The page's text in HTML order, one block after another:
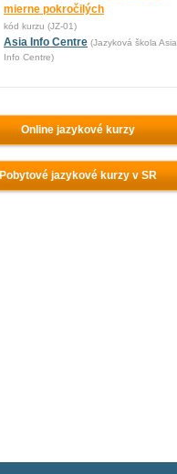
mierne pokročilých
kód kurzu (JZ-01)
Asia Info Centre (Jazyková škola Asia
Info Centre)
Online jazykové kurzy
Pobytové jazykové kurzy v SR